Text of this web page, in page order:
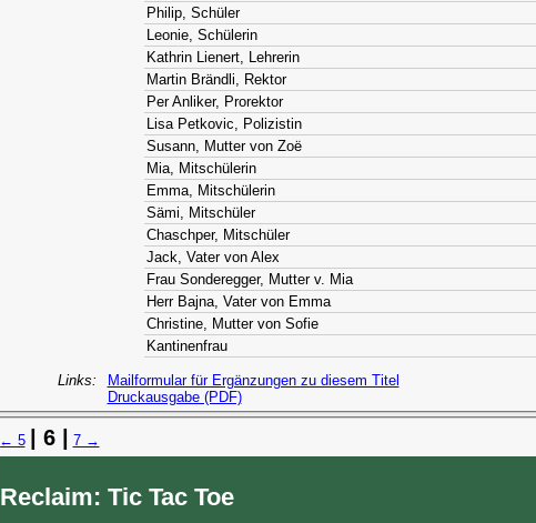
Philip, Schüler
Leonie, Schülerin
Kathrin Lienert, Lehrerin
Martin Brändli, Rektor
Per Anliker, Prorektor
Lisa Petkovic, Polizistin
Susann, Mutter von Zoë
Mia, Mitschülerin
Emma, Mitschülerin
Sämi, Mitschüler
Chaschper, Mitschüler
Jack, Vater von Alex
Frau Sonderegger, Mutter v. Mia
Herr Bajna, Vater von Emma
Christine, Mutter von Sofie
Kantinenfrau
Links:
Mailformular für Ergänzungen zu diesem Titel
Druckausgabe (PDF)
← 5 | 6 | 7 →
Reclaim: Tic Tac Toe